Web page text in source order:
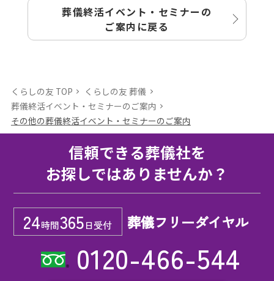
葬儀終活イベント・セミナーの
ご案内に戻る
くらしの友 TOP
くらしの友 葬儀
葬儀終活イベント・セミナーのご案内
その他の葬儀終活イベント・セミナーのご案内
信頼できる葬儀社を
お探しではありませんか？
24時間365日受付 葬儀フリーダイヤル
0120-466-544